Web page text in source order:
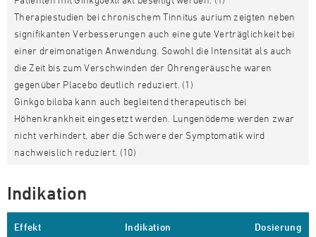
Therapiestudien bei chronischem Tinnitus aurium zeigten neben
signifikanten Verbesserungen auch eine gute Verträglichkeit bei
einer dreimonatigen Anwendung. Sowohl die Intensität als auch
die Zeit bis zum Verschwinden der Ohrengeräusche waren
gegenüber Placebo deutlich reduziert. (1)
Ginkgo biloba kann auch begleitend therapeutisch bei
Höhenkrankheit eingesetzt werden. Lungenödeme werden zwar
nicht verhindert, aber die Schwere der Symptomatik wird
nachweislich reduziert. (10)
Indikation
Effekt Indikation Dosierung